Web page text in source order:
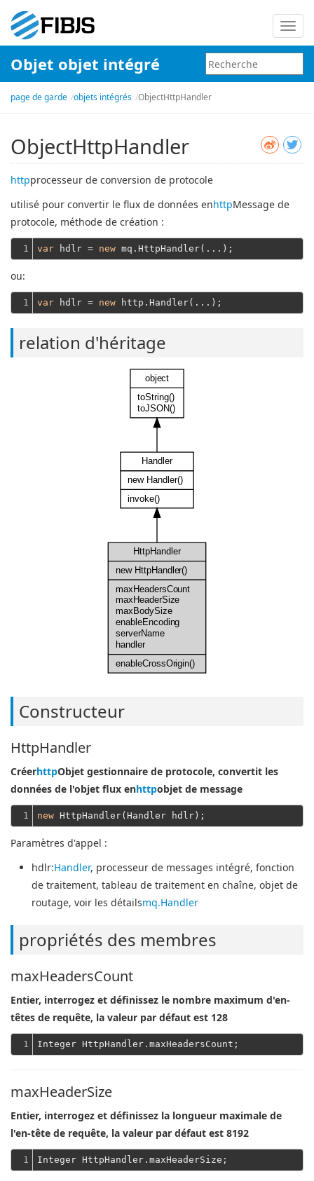
la
Objet objet intégré
page de garde objets intégrés ObjectHttpHandler
ObjectHttpHandler
httpprocesseur de conversion de protocole
utilisé pour convertir le flux de données enhttpMessage de
protocole, méthode de création :
1 var hdlr = new
ou:
1 var hdlr = new
relation d'héritage
object
toString()
toJSON()
Handler
new Handler()
invoke()
HttpHandler
new HttpHandler()
maxHeadersCount
maxHeaderSize
maxBodySize
enableEncoding
serverName
handler
enableCrossOrigin()
Constructeur
HttpHandler
CréerhttpObjet gestionnaire de protocole, convertit les
données de l'objet flux enhttpobjet de message
1 new
Paramètres d'appel :
hdlr:Handler, processeur de messages intégré, fonction
de traitement, tableau de traitement en chaîne, objet de
routage, voir les détailsmq.Handler
propriétés des membres
maxHeadersCount
Entier, interrogez et définissez le nombre maximum d'en-
têtes de requête, la valeur par défaut est 128
1
maxHeaderSize
Entier, interrogez et définissez la longueur maximale de
l'en-tête de requête, la valeur par défaut est 8192
1